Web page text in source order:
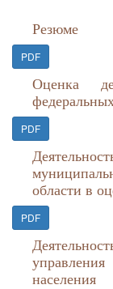
Резюме
PDF
Оценка
PDF
области в
PDF
населения